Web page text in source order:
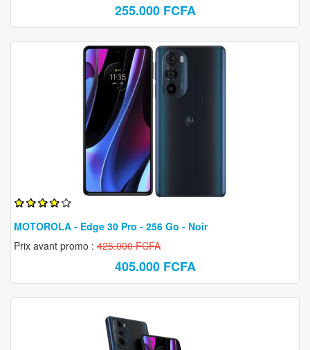
255.000 FCFA
MOTOROLA - Edge 30 Pro - 256 Go - Noir
Prix avant promo : 425.000 FCFA
405.000 FCFA